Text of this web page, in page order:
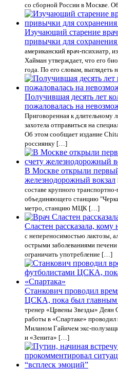
со сборной России в Москве.
Изучающий старение
привычки для
американский врач-психиатр,
Хайман утверждает, что его
года. По его словам,
Получившая десять лет
пожаловалась на
Приговоренная к
захотела отправиться на
Об этом сообщает издание
россиянку […]
В Москве открыли первый
железнодорожный вокзал
составе крупного
объединяющего станцию
метро, станцию МЦК […]
Сластен рассказала, кому
с непереносимостью лактозы,
острыми заболеваниями
ограничить употребление […]
Станкович проводил
ЦСКА, пока был главным
тренер «Црвены Звезды» Деян
работы в «Спартаке»
Миланом Гайичем
и «Зенита» […]